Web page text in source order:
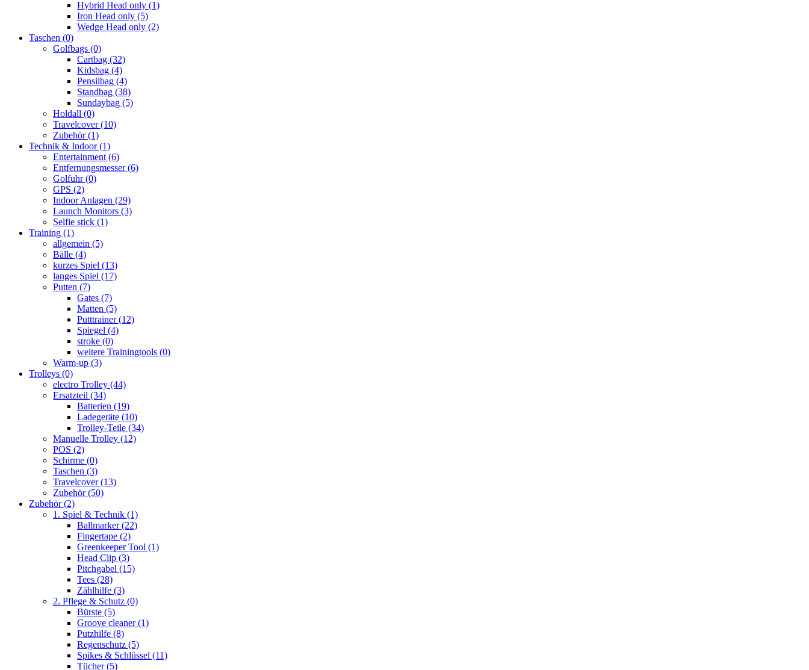
Hybrid Head only (1)
Iron Head only (5)
Wedge Head only (2)
Taschen (0)
Golfbags (0)
Cartbag (32)
Kidsbag (4)
Pensilbag (4)
Standbag (38)
Sundaybag (5)
Holdall (0)
Travelcover(10)
Zubehör(1)
Technik & Indoor(1)
Entertainment (6)
Entfernungsmesser(6)
Golfuhr(0)
GPS (2)
Indoor Anlagen (29)
Launch Monitors (3)
Selfie stick (1)
Training (1)
allgemein (5)
Bälle (4)
kurzes Spiel (13)
langes Spiel (17)
Putten (7)
Gates (7)
Matten (5)
Putttrainer(12)
Spiegel (4)
stroke (0)
weitere Trainingtools (0)
Warm-up (3)
Trolleys (0)
electro Trolley (44)
Ersatzteil (34)
Batterien (19)
Ladegeräte (10)
Trolley-Teile (34)
Manuelle Trolley (12)
POS (2)
Schirme (0)
Taschen (3)
Travelcover(13)
Zubehör(50)
Zubehör(2)
1. Spiel & Technik (1)
Ballmarker(22)
Fingertape (2)
Greenkeeper Tool (1)
Head Clip (3)
Pitchgabel (15)
Tees (28)
Zählhilfe (3)
2. Pflege & Schutz (0)
Bürste (5)
Groove cleaner(1)
Putzhilfe (8)
Regenschutz (5)
Spikes & Schlüssel (11)
Tücher(5)